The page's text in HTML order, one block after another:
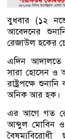
বুধবার (১২
আবেদনের
রেজাউল হকের
এদিন আদালতে
সারা হোসেন ও
রাষ্ট্রপক্ষে
অনিক আর হক।
এর আগে গত
আব্দুল মোবিন ও